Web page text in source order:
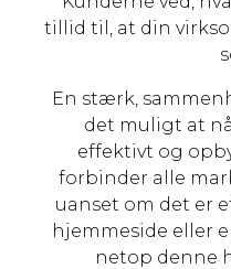
tillid til, at din
En stærk,
det muligt at
effektivt og
forbinder alle
uanset om det er
hjemmeside eller
netop denne